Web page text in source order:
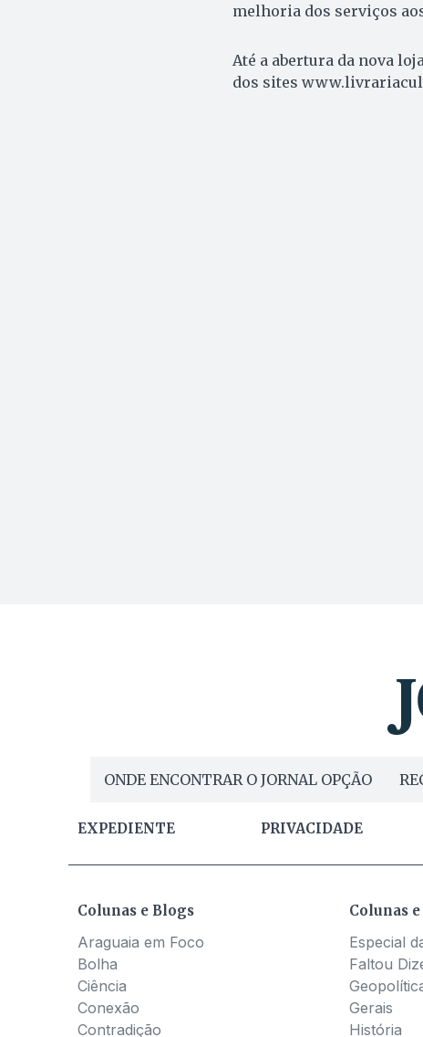
melhoria dos serviços
Até a abertura da nova
dos sites
ONDE ENCONTRAR O JORNAL OPÇÃO
EXPEDIENTE PRIVACIDADE
Colunas e Blogs
Araguaia em Foco
Bolha
Ciência
Conexão
Contradição
Colunas
Especial
Faltou
Gerais
História